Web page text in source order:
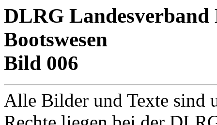
DLRG Landesverband
Bootswesen
Bild 006
Alle Bilder und Texte sind